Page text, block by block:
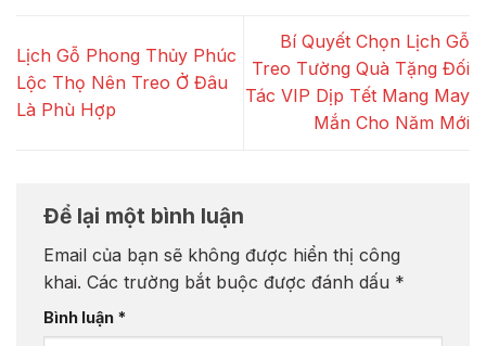
Lịch Gỗ Phong Thủy Phúc
Lộc Thọ Nên Treo Ở Đâu
Là Phù Hợp
Bí Quyết Chọn Lịch Gỗ
Treo Tường Quà Tặng Đối
Tác VIP Dịp Tết Mang May
Mắn Cho Năm Mới
Để lại một bình luận
Email của bạn sẽ không được hiển thị công
khai. Các trường bắt buộc được đánh dấu *
Bình luận *